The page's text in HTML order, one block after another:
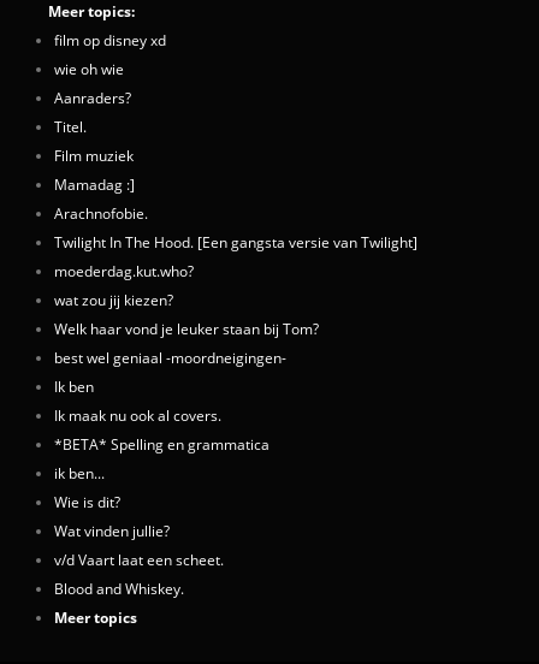
Meer topics:
film op disney xd
wie oh wie
Aanraders?
Titel.
Film muziek
Mamadag :]
Arachnofobie.
Twilight In The Hood. [Een gangsta versie van Twilight]
moederdag.kut.who?
wat zou jij kiezen?
Welk haar vond je leuker staan bij Tom?
best wel geniaal -moordneigingen-
Ik ben
Ik maak nu ook al covers.
*BETA* Spelling en grammatica
ik ben...
Wie is dit?
Wat vinden jullie?
v/d Vaart laat een scheet.
Blood and Whiskey.
Meer topics